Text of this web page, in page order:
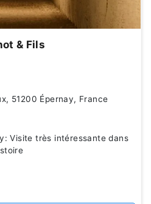
& Fils
51200 Épernay, France
Visite très intéressante dans